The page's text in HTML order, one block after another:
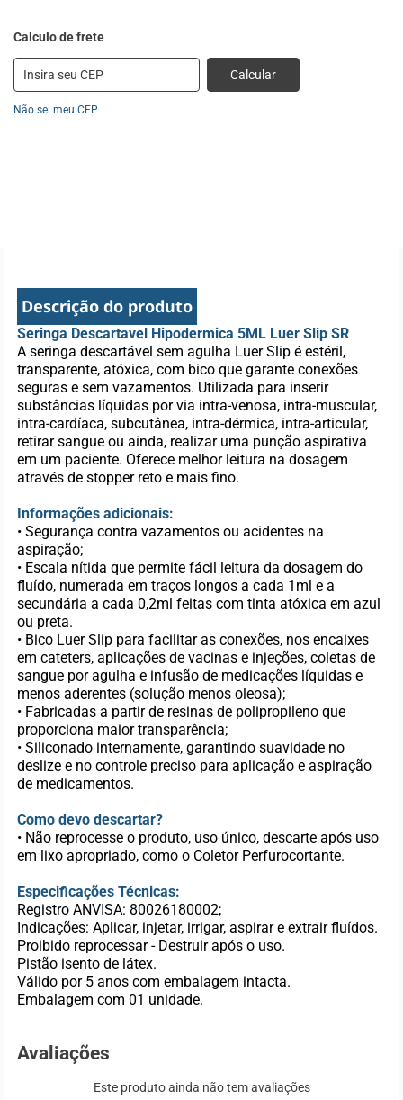
Calcular
Não sei meu CEP
Descrição do produto
Seringa Descartavel Hipodermica 5ML Luer Slip SR
A seringa descartável sem agulha Luer Slip é estéril,
transparente, atóxica, com bico que garante conexões
seguras e sem vazamentos. Utilizada para inserir
substâncias líquidas por via intra-venosa, intra-muscular,
intra-cardíaca, subcutânea, intra-dérmica, intra-articular,
retirar sangue ou ainda, realizar uma punção aspirativa
em um paciente. Oferece melhor leitura na dosagem
através de stopper reto e mais fino.
Informações adicionais:
• Segurança contra vazamentos ou acidentes na
aspiração;
• Escala nítida que permite fácil leitura da dosagem do
fluído, numerada em traços longos a cada 1ml e a
secundária a cada 0,2ml feitas com tinta atóxica em azul
ou preta.
• Bico Luer Slip para facilitar as conexões, nos encaixes
em cateters, aplicações de vacinas e injeções, coletas de
sangue por agulha e infusão de medicações líquidas e
menos aderentes (solução menos oleosa);
• Fabricadas a partir de resinas de polipropileno que
proporciona maior transparência;
• Siliconado internamente, garantindo suavidade no
deslize e no controle preciso para aplicação e aspiração
de medicamentos.
Como devo descartar?
• Não reprocesse o produto, uso único, descarte após uso
em lixo apropriado, como o Coletor Perfurocortante.
Especificações Técnicas:
Registro ANVISA: 80026180002;
Indicações: Aplicar, injetar, irrigar, aspirar e extrair fluídos.
Proibido reprocessar - Destruir após o uso.
Pistão isento de látex.
Válido por 5 anos com embalagem intacta.
Embalagem com 01 unidade.
Avaliações
Este produto ainda não tem avaliações